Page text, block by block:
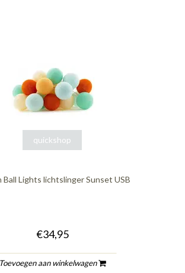
quickshop
Lights lichtslinger Sunset USB
€34,95
Toevoegen aan winkelwagen